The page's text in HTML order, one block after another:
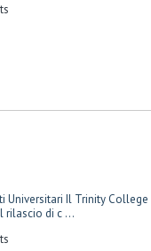
Universitari Il Trinity
rilascio di c ...